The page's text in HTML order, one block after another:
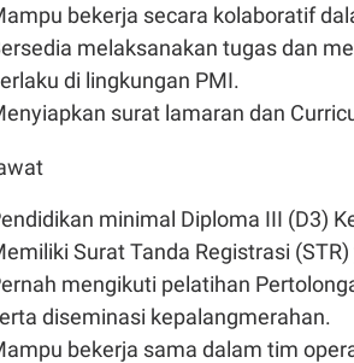
bekerja secara kolaboratif
melaksanakan tugas dan
di lingkungan PMI.
surat lamaran dan
minimal Diploma III (D3)
Surat Tanda Registrasi
mengikuti pelatihan
diseminasi kepalangmerahan.
bekerja sama dalam tim